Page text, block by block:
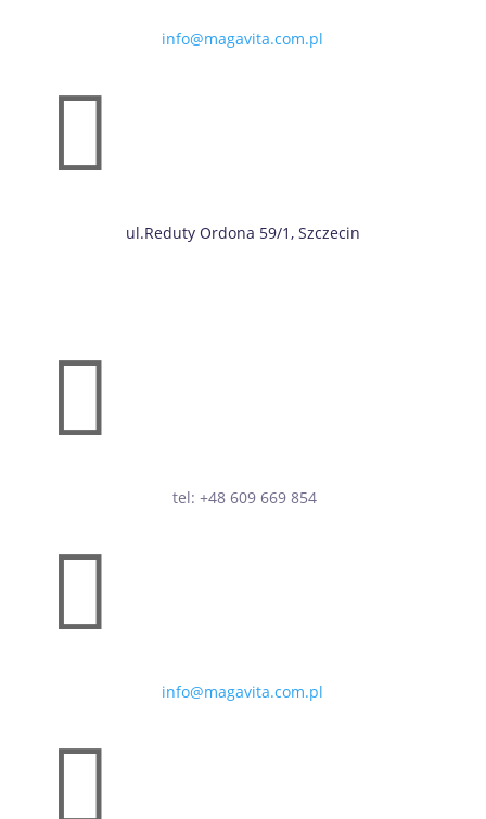
info@magavita.com.pl

ul.Reduty Ordona 59/1, Szczecin

tel: +48 609 669 854

info@magavita.com.pl
